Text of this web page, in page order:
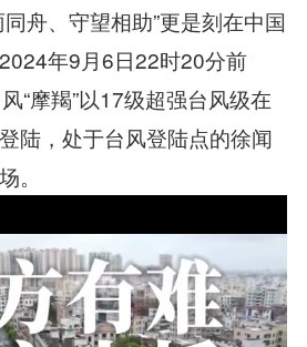
舟、守望相助”更是刻在中国
年9月6日22时20分前
“摩羯”以17级超强台风级在
陆，处于台风登陆点的徐闻
。